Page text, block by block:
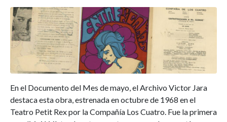
En el Documento del Mes de mayo, el Archivo Victor Jara
destaca esta obra, estrenada en octubre de 1968 en el
Teatro Petit Rex por la Compañía Los Cuatro. Fue la primera